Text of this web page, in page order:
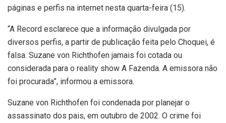
páginas e perfis na internet nesta quarta-feira (15).
“A Record esclarece que a informação divulgada por
diversos perfis, a partir de publicação feita pelo Choquei, é
falsa. Suzane von Richthofen jamais foi cotada ou
considerada para o reality show A Fazenda. A emissora não
foi procurada”, informou a emissora.
Suzane von Richthofen foi condenada por planejar o
assassinato dos pais, em outubro de 2002. O crime foi